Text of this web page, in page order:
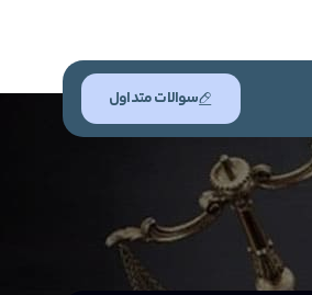
سوالات متداول